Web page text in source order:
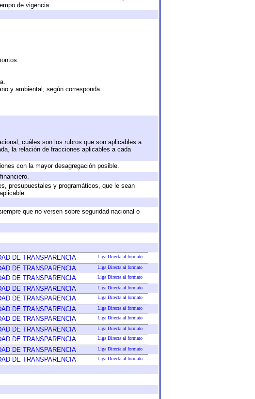
de vigencia.
y ambiental, según corresponda.
cuáles son los rubros que son aplicables a
la relación de fracciones aplicables a cada
con la mayor desagregación posible.
presupuestales y programáticos, que le sean
que no versen sobre seguridad nacional o
DE TRANSPARENCIA Liga Directa al formato
DE TRANSPARENCIA Liga Directa al formato
DE TRANSPARENCIA Liga Directa al formato
DE TRANSPARENCIA Liga Directa al formato
DE TRANSPARENCIA Liga Directa al formato
DE TRANSPARENCIA Liga Directa al formato
DE TRANSPARENCIA Liga Directa al formato
DE TRANSPARENCIA Liga Directa al formato
DE TRANSPARENCIA Liga Directa al formato
DE TRANSPARENCIA Liga Directa al formato
DE TRANSPARENCIA Liga Directa al formato